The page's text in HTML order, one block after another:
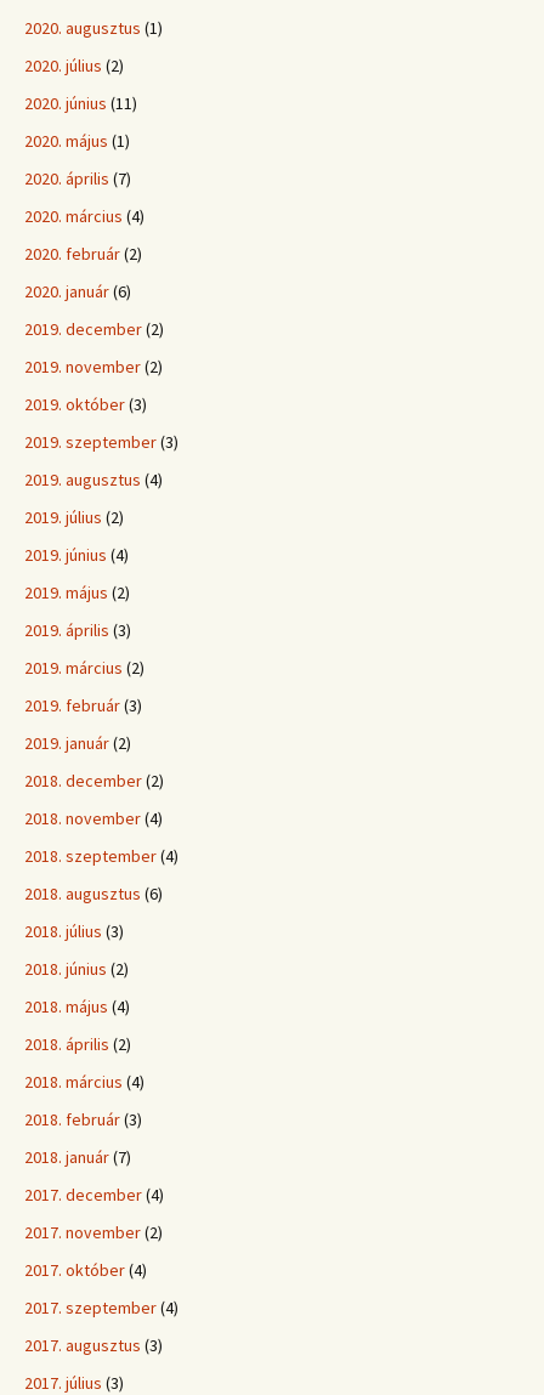
2020. augusztus (1)
2020. július (2)
2020. június (11)
2020. május (1)
2020. április (7)
2020. március (4)
2020. február(2)
2020. január(6)
2019. december(2)
2019. november(2)
2019. október(3)
2019. szeptember(3)
2019. augusztus (4)
2019. július (2)
2019. június (4)
2019. május (2)
2019. április (3)
2019. március (2)
2019. február(3)
2019. január(2)
2018. december(2)
2018. november(4)
2018. szeptember(4)
2018. augusztus (6)
2018. július (3)
2018. június (2)
2018. május (4)
2018. április (2)
2018. március (4)
2018. február(3)
2018. január(7)
2017. december(4)
2017. november(2)
2017. október(4)
2017. szeptember(4)
2017. augusztus (3)
2017. július (3)